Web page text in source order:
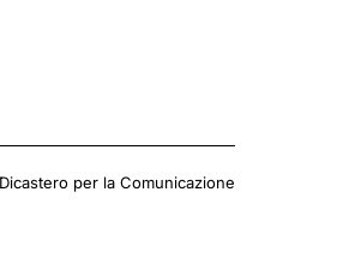
per la Comunicazione